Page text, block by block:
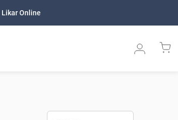
Likar Online